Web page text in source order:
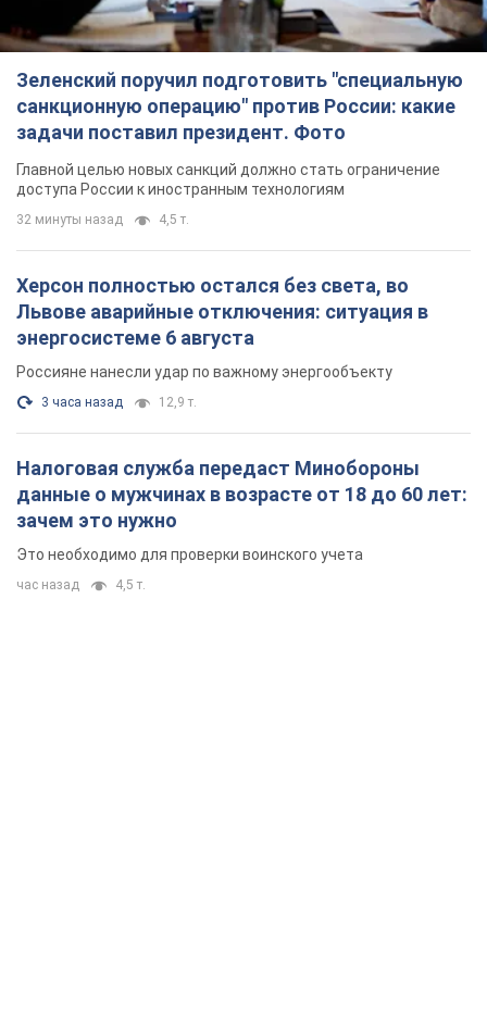
Зеленский поручил подготовить "специальную
санкционную операцию" против России: какие
задачи поставил президент. Фото
Главной целью новых санкций должно стать ограничение
доступа России к иностранным технологиям
32 минуты назад 4,5 т.
Херсон полностью остался без света, во
Львове аварийные отключения: ситуация в
энергосистеме 6 августа
Россияне нанесли удар по важному энергообъекту
3 часа назад 12,9 т.
Налоговая служба передаст Минобороны
данные о мужчинах в возрасте от 18 до 60 лет:
зачем это нужно
Это необходимо для проверки воинского учета
час назад 4,5 т.